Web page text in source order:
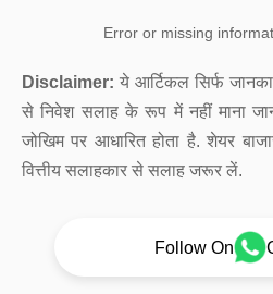
Error or missing
Disclaimer: ये आर्टिकल सिर्फ
से निवेश सलाह के रूप में नहीं माना
जोखिम पर आधारित होता है. शेयर
वित्तीय सलाहकार से सलाह जरूर लें.
Follow On